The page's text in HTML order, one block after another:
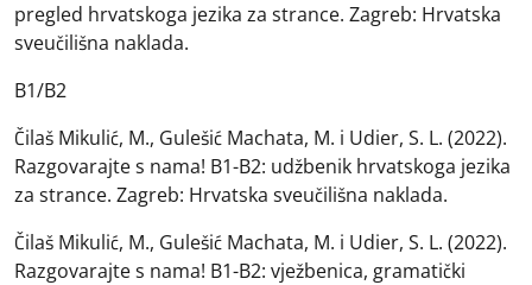
pregled hrvatskoga jezika za strance. Zagreb: Hrvatska
sveučilišna naklada.
B1/B2
Čilaš Mikulić, M., Gulešić Machata, M. i Udier, S. L. (2022).
Razgovarajte s nama! B1-B2: udžbenik hrvatskoga jezika
za strance. Zagreb: Hrvatska sveučilišna naklada.
Čilaš Mikulić, M., Gulešić Machata, M. i Udier, S. L. (2022).
Razgovarajte s nama! B1-B2: vježbenica, gramatički